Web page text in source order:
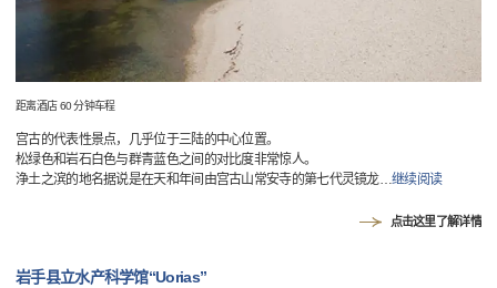
距离酒店 60 分钟车程
宫古的代表性景点，几乎位于三陆的中心位置。
松绿色和岩石白色与群青蓝色之间的对比度非常惊人。
浄土之滨的地名据说是在天和年间由宫古山常安寺的第七代灵镜龙…继续阅读
点击这里了解详情
岩手县立水产科学馆“Uorias”